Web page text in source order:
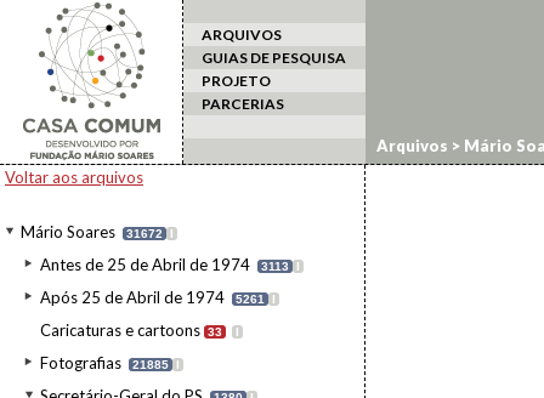
ARQUIVOS
GUIAS DE PESQUISA
PROJETO
PARCERIAS
Voltar aos arquivos
Mário Soares 31672 I
Antes de 25 de Abril de 1974 3113 I
Após 25 de Abril de 1974 5261 I
Caricaturas e cartoons 33 I
Fotografias 21885 I
Arquivos > Mário